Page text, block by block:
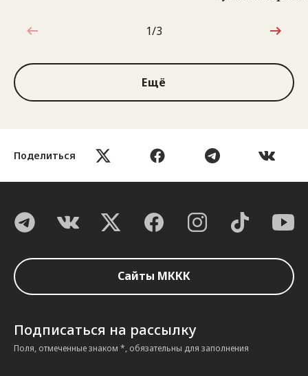
Поделиться
1 из 3
1/3
Ещё
Сайты МККК
Подписаться на рассылку
Поля, отмеченные знаком *, обязательны для заполнения